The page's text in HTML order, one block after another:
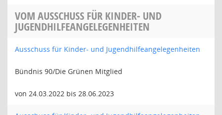
VOM AUSSCHUSS FÜR KINDER- UND
JUGENDHILFEANGELEGENHEITEN
Ausschuss für Kinder- und Jugendhilfeangelegenheiten
Bündnis 90/Die Grünen Mitglied
von 24.03.2022 bis 28.06.2023